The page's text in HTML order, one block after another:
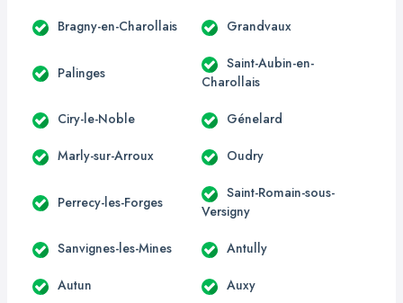
Bragny-en-Charollais Grandvaux
Palinges
Saint-Aubin-en-
Charollais
Ciry-le-Noble Génelard
Marly-sur-Arroux Oudry
Perrecy-les-Forges
Saint-Romain-sous-
Versigny
Sanvignes-les-Mines Antully
Autun Auxy